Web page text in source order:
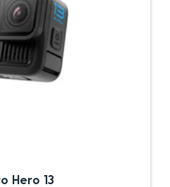
Hero 13